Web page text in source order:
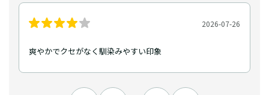
2026-07-26
爽やかでクセがなく馴染みやすい印象